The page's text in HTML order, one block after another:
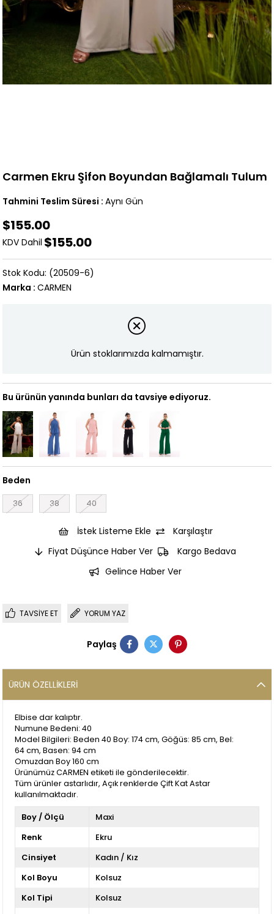
Carmen Ekru Şifon Boyundan Bağlamalı Tulum
Tahmini Teslim Süresi : Aynı Gün
$155.00
KDV Dahil $155.00
(20509-6)
Marka : CARMEN
Ürün stoklarımızda kalmamıştır.
Bu ürünün yanında bunları da tavsiye ediyoruz.
Beden
36 38 40
İstek Listeme Ekle
Karşılaştır
Fiyat Düşünce Haber Ver
Kargo Bedava
Gelince Haber Ver
TAVSIYE ET YORUM YAZ
Paylaş
ÜRÜN ÖZELLIKLERI
Elbise dar kalıptır.
Numune Bedeni: 40
Model Bilgileri: Beden 40 Boy: 174 cm, Göğüs: 85 cm, Bel:
64 cm, Basen: 94 cm
Omuzdan Boy 160 cm
Ürünümüz CARMEN etiketi ile gönderilecektir.
Tüm ürünler astarlıdır, Açık renklerde Çift Kat Astar
kullanılmaktadır.
Boy / Ölçü
Maxi
Renk
Ekru
Cinsiyet
Kadın / Kız
Kol Boyu
Kolsuz
Kol Tipi
Kolsuz